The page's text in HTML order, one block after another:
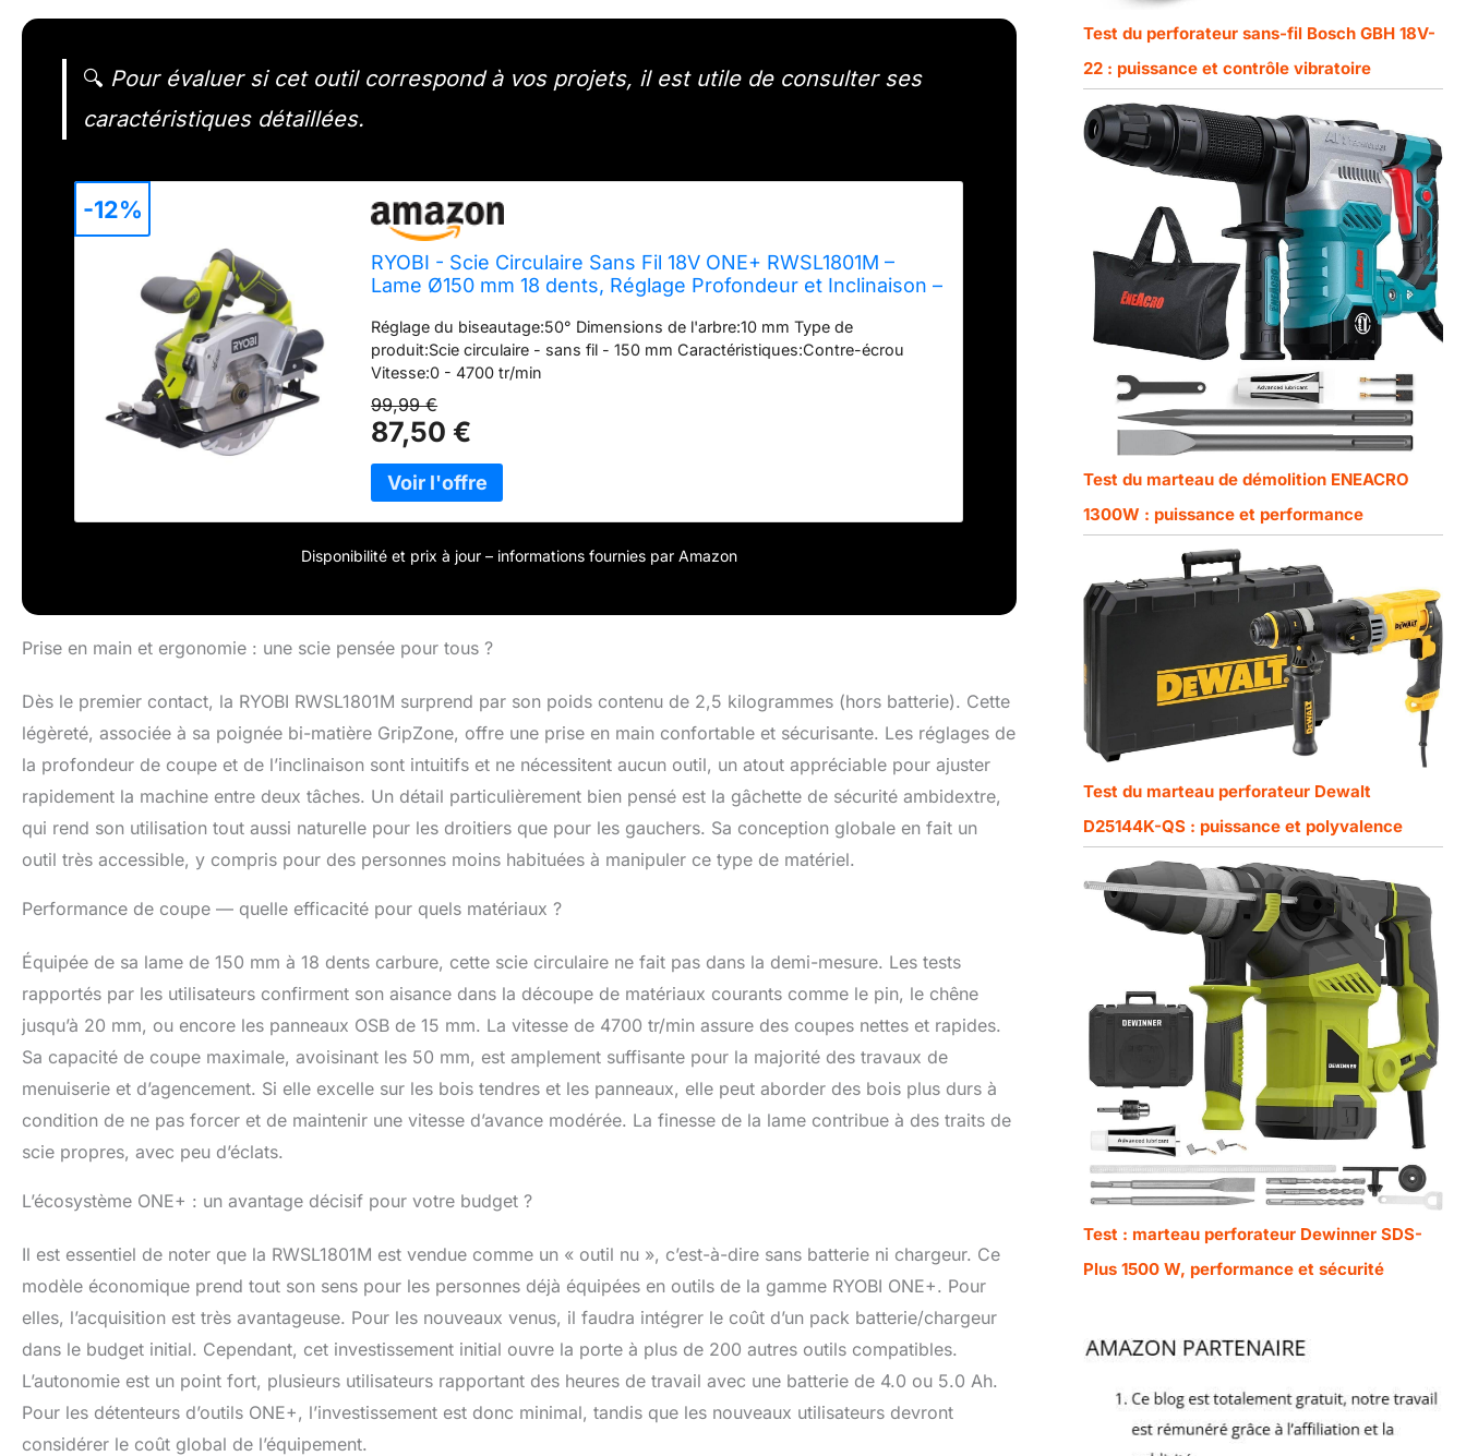
🔍 Pour évaluer si cet outil correspond à vos projets, il est utile de consulter ses
caractéristiques détaillées.
RYOBI - Scie Circulaire Sans Fil 18V ONE+ RWSL1801M –
Lame Ø150 mm 18 dents, Réglage Profondeur et Inclinaison –
Réglage du biseautage:50° Dimensions de l'arbre:10 mm Type de
produit:Scie circulaire - sans fil - 150 mm Caractéristiques:Contre-écrou
Vitesse:0 - 4700 tr/min
99,99 €
87,50 €
-12%
Disponibilité et prix à jour – informations fournies par Amazon
Prise en main et ergonomie : une scie pensée pour tous ?
Dès le premier contact, la RYOBI RWSL1801M surprend par son poids contenu de 2,5 kilogrammes (hors batterie). Cette
légèreté, associée à sa poignée bi-matière GripZone, offre une prise en main confortable et sécurisante. Les réglages de
la profondeur de coupe et de l’inclinaison sont intuitifs et ne nécessitent aucun outil, un atout appréciable pour ajuster
rapidement la machine entre deux tâches. Un détail particulièrement bien pensé est la gâchette de sécurité ambidextre,
qui rend son utilisation tout aussi naturelle pour les droitiers que pour les gauchers. Sa conception globale en fait un
outil très accessible, y compris pour des personnes moins habituées à manipuler ce type de matériel.
Performance de coupe — quelle efficacité pour quels matériaux ?
Équipée de sa lame de 150 mm à 18 dents carbure, cette scie circulaire ne fait pas dans la demi-mesure. Les tests
rapportés par les utilisateurs confirment son aisance dans la découpe de matériaux courants comme le pin, le chêne
jusqu’à 20 mm, ou encore les panneaux OSB de 15 mm. La vitesse de 4700 tr/min assure des coupes nettes et rapides.
Sa capacité de coupe maximale, avoisinant les 50 mm, est amplement suffisante pour la majorité des travaux de
menuiserie et d’agencement. Si elle excelle sur les bois tendres et les panneaux, elle peut aborder des bois plus durs à
condition de ne pas forcer et de maintenir une vitesse d’avance modérée. La finesse de la lame contribue à des traits de
scie propres, avec peu d’éclats.
L’écosystème ONE+ : un avantage décisif pour votre budget ?
Il est essentiel de noter que la RWSL1801M est vendue comme un « outil nu », c’est-à-dire sans batterie ni chargeur. Ce
modèle économique prend tout son sens pour les personnes déjà équipées en outils de la gamme RYOBI ONE+. Pour
elles, l’acquisition est très avantageuse. Pour les nouveaux venus, il faudra intégrer le coût d’un pack batterie/chargeur
dans le budget initial. Cependant, cet investissement initial ouvre la porte à plus de 200 autres outils compatibles.
L’autonomie est un point fort, plusieurs utilisateurs rapportant des heures de travail avec une batterie de 4.0 ou 5.0 Ah.
Pour les détenteurs d’outils ONE+, l’investissement est donc minimal, tandis que les nouveaux utilisateurs devront
considérer le coût global de l’équipement.
Test du perforateur sans-fil Bosch GBH 18V-
22 : puissance et contrôle vibratoire
Test du marteau de démolition ENEACRO
1300W : puissance et performance
Test du marteau perforateur Dewalt
D25144K-QS : puissance et polyvalence
Test : marteau perforateur Dewinner SDS-
Plus 1500 W, performance et sécurité